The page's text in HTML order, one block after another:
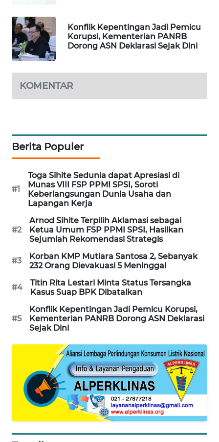
Konflik Kepentingan Jadi Pemicu
Korupsi, Kementerian PANRB
Dorong ASN Deklarasi Sejak Dini
KOMENTAR
Berita Populer
#1
Toga Sihite Sedunia dapat Apresiasi di
Munas VIII FSP PPMI SPSI, Soroti
Keberlangsungan Dunia Usaha dan
Lapangan Kerja
#2
Arnod Sihite Terpilih Aklamasi sebagai
Ketua Umum FSP PPMI SPSI, Hasilkan
Sejumlah Rekomendasi Strategis
#3
Korban KMP Mutiara Santosa 2, Sebanyak
232 Orang Dievakuasi 5 Meninggal
#4
Titin Rita Lestari Minta Status Tersangka
Kasus Suap BPK Dibatalkan
#5
Konflik Kepentingan Jadi Pemicu Korupsi,
Kementerian PANRB Dorong ASN Deklarasi
Sejak Dini
KONSUMEN
FORWAMKI
ALPERKLINAS
FORJASIDA
NEWS
NEWS
SIDIKALANG
NEWS
SIBARAGAS
NEWS
SIANTAR
NEWS
METRO
MEDAN
JAKARTA
NEWS
NEWS